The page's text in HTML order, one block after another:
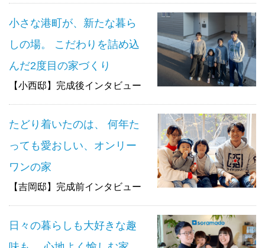
小さな港町が、新たな暮ら
しの場。 こだわりを詰め込
んだ2度目の家づくり
【小西邸】完成後インタビュー
たどり着いたのは、 何年た
っても愛おしい、オンリー
ワンの家
【吉岡邸】完成前インタビュー
日々の暮らしも大好きな趣